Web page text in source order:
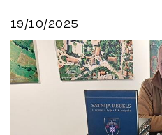
19/10/2025